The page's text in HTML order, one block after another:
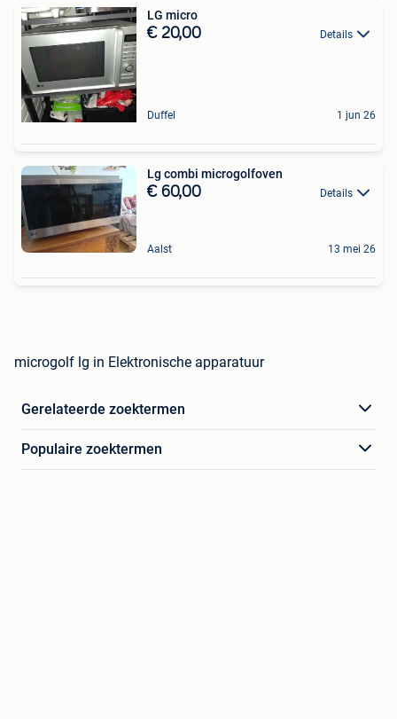
LG micro
€ 20,00 Details
Duffel 1 jun 26
Lg combi microgolfoven
€ 60,00 Details
Aalst 13 mei 26
microgolf lg in Elektronische apparatuur
Gerelateerde zoektermen
Populaire zoektermen